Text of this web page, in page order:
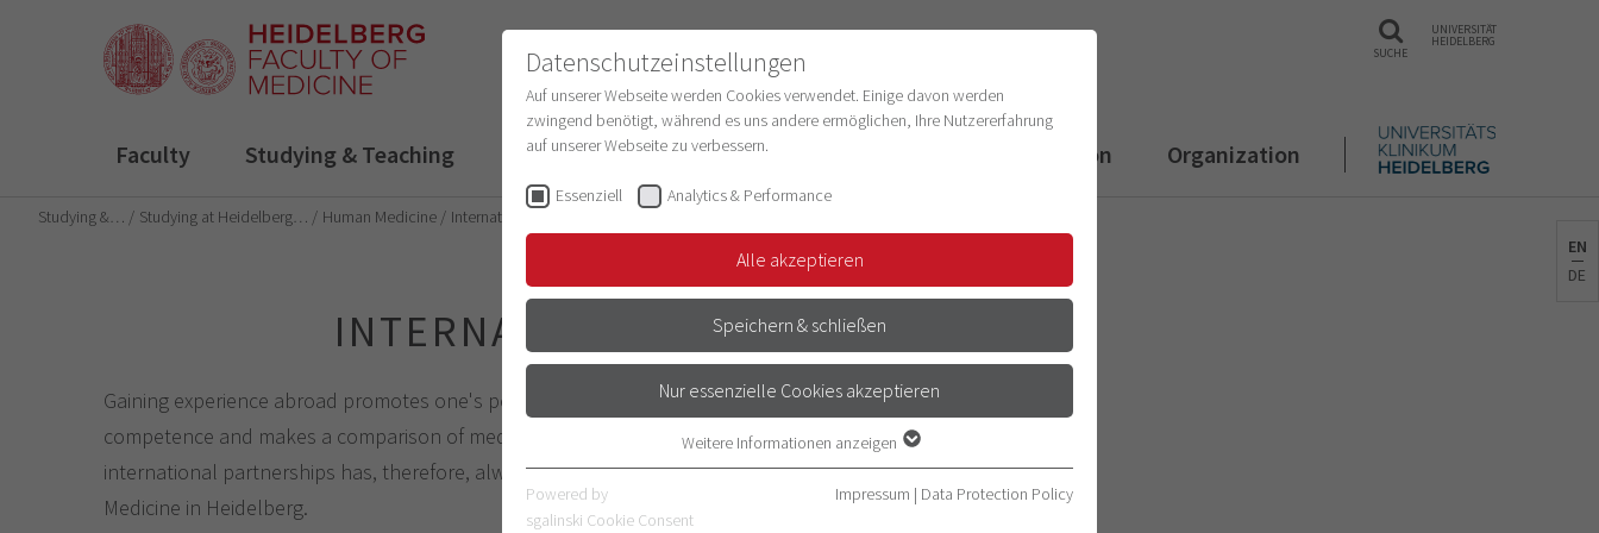
SUCHE
UNIVERSITÄT
HEIDELBERG
Faculty Studying & Teaching Research Structure & Development Digitalization Organization
Studying &… Studying at Heidelberg… Human Medicine International
INTERNATIONAL
Gaining experience abroad promotes one's personal development and intercultural
competence and makes a comparison of medical systems possible. Maintaining
international partnerships has, therefore, always been a high priority at the Faculty of
Medicine in Heidelberg.
EN
DE
Datenschutzeinstellungen
Auf unserer Webseite werden Cookies verwendet. Einige davon werden
zwingend benötigt, während es uns andere ermöglichen, Ihre Nutzererfahrung
auf unserer Webseite zu verbessern.
Essenziell Analytics & Performance
Alle akzeptieren
Speichern & schließen
Nur essenzielle Cookies akzeptieren
Essenzielle Cookies werden für grundlegende Funktionen der Webseite
benötigt. Dadurch ist gewährleistet, dass die Webseite einwandfrei
Weitere Informationen anzeigen
Powered by
sgalinski Cookie Consent
Impressum | Data Protection Policy